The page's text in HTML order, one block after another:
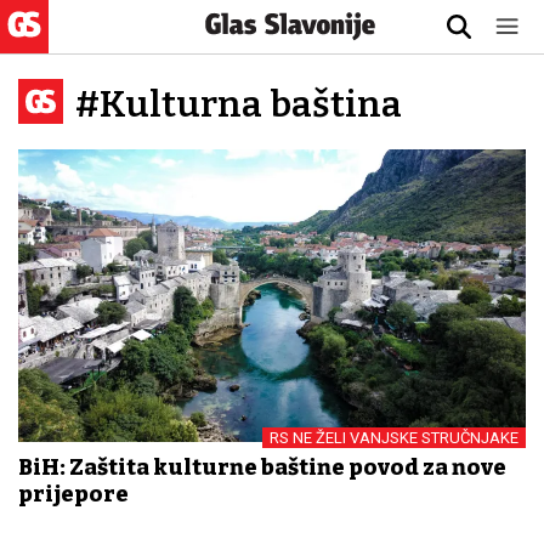
#Kulturna baština
RS NE ŽELI VANJSKE STRUČNJAKE
BiH: Zaštita kulturne baštine povod za nove
prijepore